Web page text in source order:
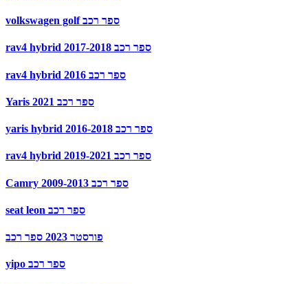
volkswagen golf ספר רכב
rav4 hybrid 2017-2018 ספר רכב
rav4 hybrid 2016 ספר רכב
Yaris 2021 ספר רכב
yaris hybrid 2016-2018 ספר רכב
rav4 hybrid 2019-2021 ספר רכב
Camry 2009-2013 ספר רכב
seat leon ספר רכב
פורסטר 2023 ספר רכב
yipo ספר רכב